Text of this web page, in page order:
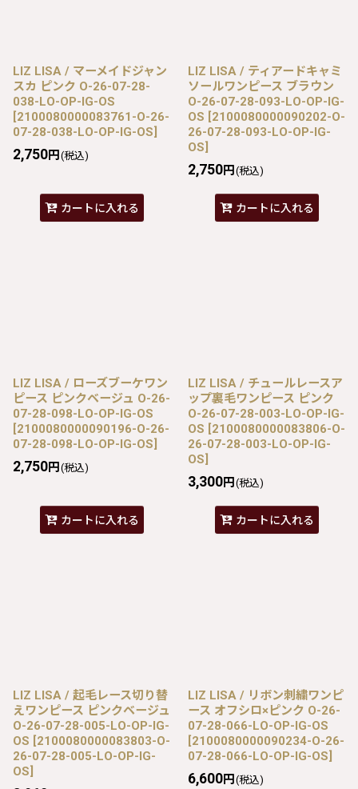
LIZ LISA / マーメイドジャン
スカ ピンク O-26-07-28-
038-LO-OP-IG-OS
[2100080000083761-O-26-
07-28-038-LO-OP-IG-OS]
2,750円 (税込)
カートに入れる
LIZ LISA / ティアードキャミ
ソールワンピース ブラウン
O-26-07-28-093-LO-OP-IG-
OS [2100080000090202-O-
26-07-28-093-LO-OP-IG-
OS]
2,750円 (税込)
カートに入れる
LIZ LISA / ローズブーケワン
ピース ピンクベージュ O-26-
07-28-098-LO-OP-IG-OS
[2100080000090196-O-26-
07-28-098-LO-OP-IG-OS]
2,750円 (税込)
カートに入れる
LIZ LISA / チュールレースア
ップ裏毛ワンピース ピンク
O-26-07-28-003-LO-OP-IG-
OS [2100080000083806-O-
26-07-28-003-LO-OP-IG-
OS]
3,300円 (税込)
カートに入れる
LIZ LISA / 起毛レース切り替
えワンピース ピンクベージュ
O-26-07-28-005-LO-OP-IG-
OS [2100080000083803-O-
26-07-28-005-LO-OP-IG-
OS]
LIZ LISA / リボン刺繍ワンピ
ース オフシロ×ピンク O-26-
07-28-066-LO-OP-IG-OS
[2100080000090234-O-26-
07-28-066-LO-OP-IG-OS]
6,600円 (税込)